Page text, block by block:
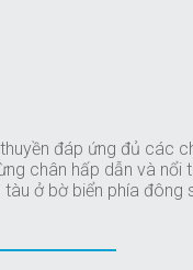
đáp ứng đủ các
chân hấp dẫn và
ở bờ biển phía